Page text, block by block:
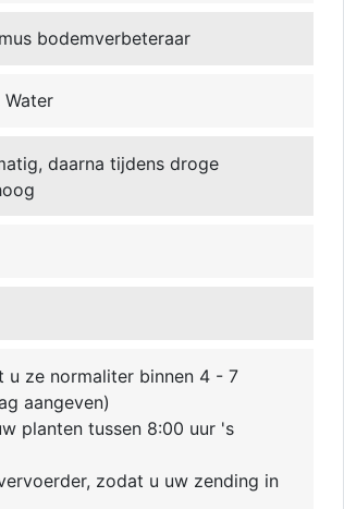
bodemverbeteraar
daarna tijdens droge
u ze normaliter binnen 4 - 7
aangeven)
planten tussen 8:00 uur 's
zodat u uw zending in